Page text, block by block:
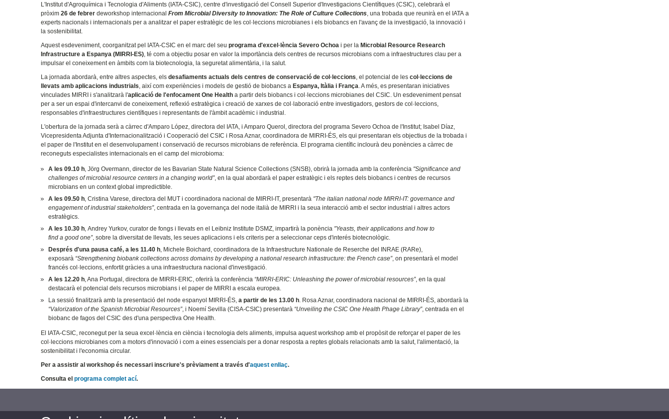
L'Institut d'Agroquímica i Tecnologia d'Aliments (IATA-CSIC), centre d'investigació del Consell Superior d'Investigacions Científiques (CSIC), celebrarà el
pròxim26 de febrer deworkshop internacionalFrom Microbial Diversity to Innovation: The Role of Culture Collections, una trobada que reunirà en el IATA a
experts nacionals i internacionals per a analitzar el paper estratègic de les col·leccions microbianes i els biobancs en l'avanç de la investigació, la innovació i
la sostenibilitat.
Aquest esdeveniment, coorganitzat pel IATA-CSIC en el marc del seuprograma d'excel·lència Severo Ochoa i per la Microbial Resource Research
Infrastructure a Espanya (MIRRI-ES), té com a objectiu posar en valor la importància dels centres de recursos microbians com a infraestructures clau per a
impulsar el coneixement en àmbits com la biotecnologia, la seguretat alimentària, i la salut.
La jornada abordarà, entre altres aspectes, elsdesafiaments actuals dels centres de conservació de col·leccions, el potencial de lescol·leccions de
llevats amb aplicacions industrials, així com experiències i models de gestió de biobancs aEspanya, Itàlia i França. A més, es presentaran iniciatives
vinculades MIRRI i s'analitzarà l'aplicació de l'enfocament One Health a partir dels biobancs i col·leccions microbianes del CSIC. Un esdeveniment pensat
per a ser un espai d'intercanvi de coneixement, reflexió estratègica i creació de xarxes de col·laboració entre investigadors, gestors de col·leccions,
responsables d'infraestructures científiques i representants de l'àmbit acadèmic i industrial.
L'obertura de la jornada serà a càrrec d'Amparo López, directora del IATA, i Amparo Querol, directora del programa Severo Ochoa de l'Institut; Isabel Díaz,
Vicepresidenta Adjunta d'Internacionalització i Cooperació del CSIC i Rosa Aznar, coordinadora de MIRRI-ÉS, els qui presentaran els objectius de la trobada i
el paper de l'Institut en el desenvolupament i conservació de recursos microbians de referència. El programa científic inclourà deu ponències a càrrec de
reconeguts especialistes internacionals en el camp del microbioma:
A les 09.10 h , Jörg Overmann, director de les Bavarian State Natural Science Collections (SNSB), obrirà la jornada amb la conferència "Significance and
challenges of microbial resource centers in a changing world”, en la qual abordarà el paper estratègic i els reptes dels biobancs i centres de recursos
microbians en un context global impredictible.
A les 09.50 h , Cristina Varese, directora del MUT i coordinadora nacional de MIRRI-IT, presentarà "The italiannational node MIRRI-IT: governance and
engagement of industrial stakeholders”, centrada en la governança del node italià de MIRRI i la seua interacció amb el sector industrial i altres actors
estratègics.
A les 10.30 h , Andrey Yurkov, curator de fongs i llevats en el Leibniz Institute DSMZ, impartirà la ponència "Yeasts, their applications and how to
find a good one”, sobre la diversitat de llevats, les seues aplicacions i els criteris per a seleccionar ceps d'interés biotecnològic.
Després d'una pausa café, a les 11.40 h , Michele Boichard, coordinadora de la Infraestructure Nationale de Reserche del INRAE (RARe),
exposarà “Strengthening biobank collections across domains by developing a national research infrastructure: the French case”, on presentarà el model
francés col·leccions, enfortit gràcies a una infraestructura nacional d'investigació.
A les 12.20 h , Ana Portugal, directora de MIRRI-ERIC, oferirà la conferència “MIRRI-ERIC: Unleashing the power of microbial resources”, en la qual
destacarà el potencial dels recursos microbians i el paper de MIRRI a escala europea.
La sessió finalitzarà amb la presentació del node espanyol MIRRI-ÉS,a partir de les 13.00 h . Rosa Aznar, coordinadora nacional de MIRRI-ÉS, abordarà la
“Valorization of the Spanish Microbial Resources”, i Noemí Sevilla (CISA-CSIC) presentarà “Unveiling the CSIC One Health Phage Library”, centrada en el
biobanc de fagos del CSIC des d'una perspectiva One Health.
El IATA-CSIC, reconegut per la seua excel·lència en ciència i tecnologia dels aliments, impulsa aquest workshop amb el propòsit de reforçar el paper de les
col·leccions microbianes com a motors d'innovació i com a eines essencials per a donar resposta a reptes globals relacionats amb la salut, l'alimentació, la
sostenibilitat i l'economia circular.
Per a assistir al workshop és necessari inscriure's prèviament a través d'aquest enllaç.
Consulta elprograma complet ací.